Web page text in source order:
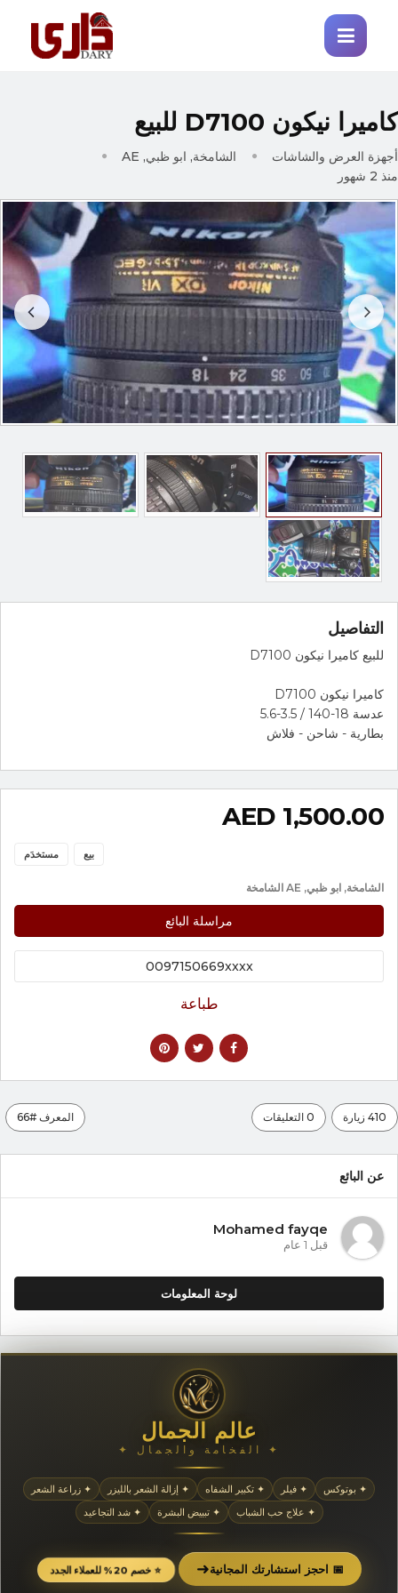
كاميرا نيكون D7100 للبيع
أجهزة العرض والشاشات
الشامخة, ابو ظبي, AE
منذ 2 شهور
Prev Next
التفاصيل
للبيع كاميرا نيكون D7100
كاميرا نيكون D7100
عدسة 18-140 / 3.5-5.6
بطارية - شاحن - فلاش
1,500.00 AED
مستخدَم بيع
الشامخة, ابو ظبي, AE الشامخة
مراسلة البائع
0097150669xxxx
طباعة
410 زيارة 0 التعليقات المعرف #66
عن البائع
Mohamed fayqe
قبل 1 عام
لوحة المعلومات
عالم الجمال
✦ الفخامة والجمال ✦
✦ بوتوكس ✦ فيلر ✦ تكبير الشفاه ✦ إزالة الشعر بالليزر
✦ زراعة الشعر
✦ علاج حب الشباب
✦ تبييض البشرة ✦ شد التجاعيد
📅 احجز استشارتك المجانية➜ ⭐ خصم 20% للعملاء الجدد